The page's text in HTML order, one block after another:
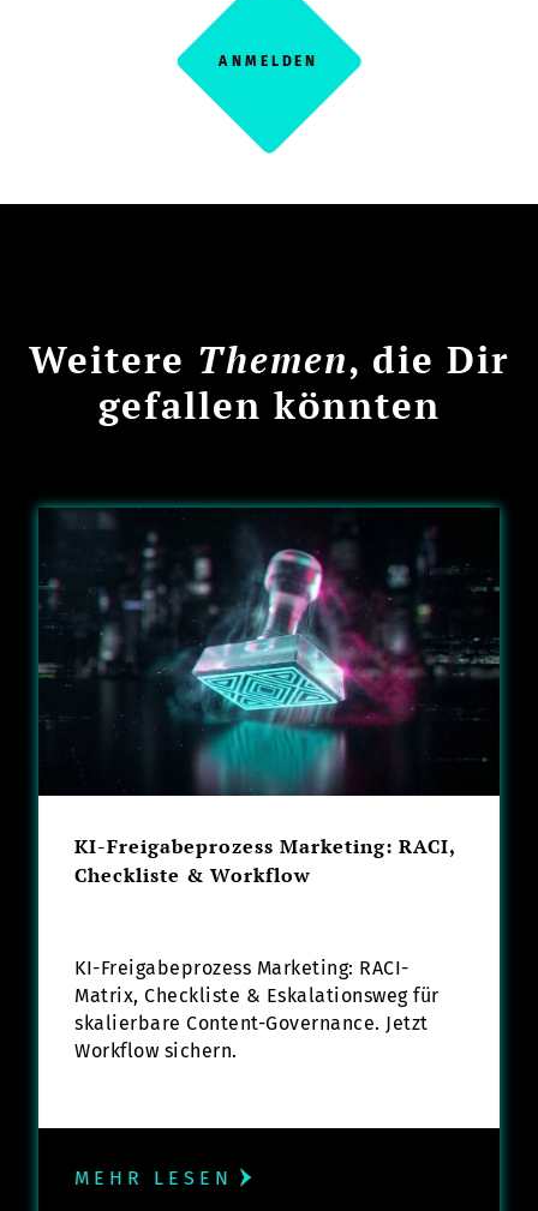
ANMELDEN
Weitere Themen, die Dir
gefallen könnten
KI-Freigabeprozess Marketing: RACI,
Checkliste & Workflow
KI-Freigabeprozess Marketing: RACI-
Matrix, Checkliste & Eskalationsweg für
skalierbare Content-Governance. Jetzt
Workflow sichern.
MEHR LESEN